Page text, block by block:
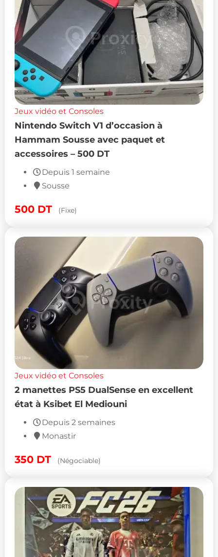
Jeux vidéo et Consoles
Nintendo Switch V1 d’occasion à
Hammam Sousse avec paquet et
accessoires – 500 DT
Depuis 1 semaine
Sousse
500 DT (Fixe)
Jeux vidéo et Consoles
2 manettes PS5 DualSense en excellent
état à Ksibet El Mediouni
Depuis 2 semaines
Monastir
350 DT (Négociable)